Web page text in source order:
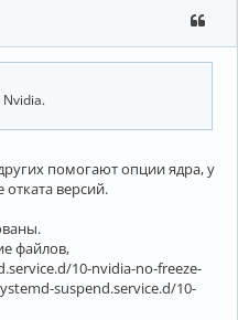
помогают опции ядра, у
версий.
файлов,
10-nvidia-no-freeze-
suspend.service.d/10-